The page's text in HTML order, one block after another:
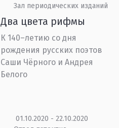
Зал периодических изданий
Два цвета рифмы
К 140–летию со дня
рождения русских поэтов
Саши Чёрного и Андрея
Белого
01.10.2020 - 22.10.2020